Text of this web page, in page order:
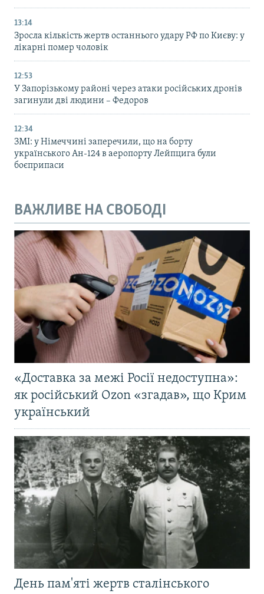
13:14
Зросла кількість жертв останнього удару РФ по Києву: у
лікарні помер чоловік
12:53
У Запорізькому районі через атаки російських дронів
загинули дві людини – Федоров
12:34
ЗМІ: у Німеччині заперечили, що на борту
українського Ан-124 в аеропорту Лейпцига були
боєприпаси
ВАЖЛИВЕ НА СВОБОДІ
«Доставка за межі Росії недоступна»:
як російський Ozon «згадав», що Крим
український
День пам'яті жертв сталінського